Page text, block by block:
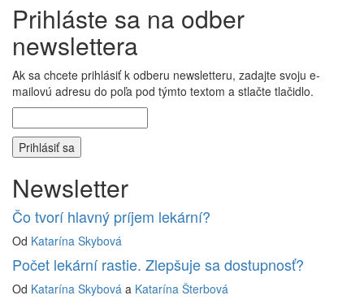
Prihláste sa na odber
newslettera
Ak sa chcete prihlásiť k odberu newsletteru, zadajte svoju e-
mailovú adresu do poľa pod týmto textom a stlačte tlačidlo.
Newsletter
Čo tvorí hlavný príjem lekární?
Od Katarína Skybová
Počet lekární rastie. Zlepšuje sa dostupnosť?
Od Katarína Skybová a Katarína Šterbová